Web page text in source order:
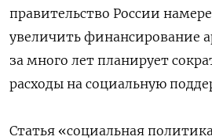
правительство России
увеличить финансирование
за много лет планирует
расходы на социальную
Статья «социальная